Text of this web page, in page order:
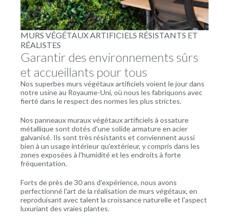
MURS VÉGÉTAUX ARTIFICIELS RÉSISTANTS ET
RÉALISTES
Garantir des environnements sûrs
et accueillants pour tous
Nos superbes murs végétaux artificiels voient le jour dans
notre usine au Royaume-Uni, où nous les fabriquons avec
fierté dans le respect des normes les plus strictes.
Nos panneaux muraux végétaux artificiels à ossature
métallique sont dotés d'une solide armature en acier
galvanisé. Ils sont très résistants et conviennent aussi
bien à un usage intérieur qu'extérieur, y compris dans les
zones exposées à l'humidité et les endroits à forte
fréquentation.
Forts de près de 30 ans d'expérience, nous avons
perfectionné l'art de la réalisation de murs végétaux, en
reproduisant avec talent la croissance naturelle et l'aspect
luxuriant des vraies plantes.